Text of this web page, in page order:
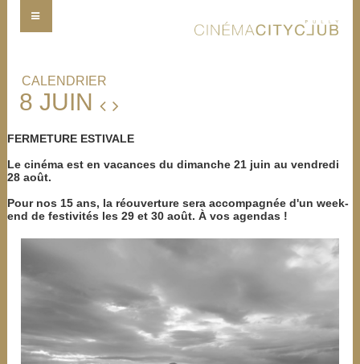
8 JUIN
FERMETURE ESTIVALE
Le cinéma est en vacances du dimanche 21 juin au vendredi
28 août.
Pour nos 15 ans, la réouverture sera accompagnée d'un week-
end de festivités les 29 et 30 août. À vos agendas !
CALENDRIER